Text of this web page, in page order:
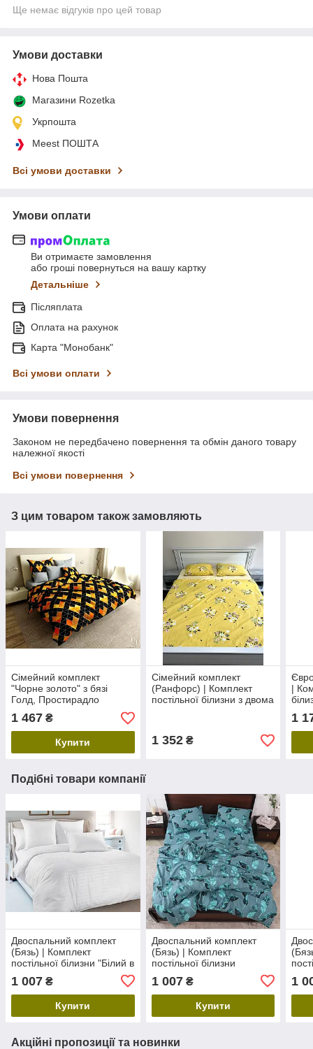
Ще немає відгуків про цей товар
Умови доставки
Нова Пошта
Магазини Rozetka
Укрпошта
Meest ПОШТА
Всі умови доставки
Умови оплати
Ви отримаєте замовлення
або гроші повернуться на вашу картку
Детальніше
Післяплата
Оплата на рахунок
Карта "Монобанк"
Всі умови оплати
Умови повернення
Законом не передбачено повернення та обмін даного товару
належної якості
Всі умови повернення
З цим товаром також замовляють
Сімейний комплект
"Чорне золото" з бязі
Голд, Простирадло
200х220
1 467 ₴
Купити
Сімейний комплект
(Ранфорс) | Комплект
постільної білизни з двома
1 352₴
|
1
Подібні товари компанії
Двоспальний комплект
(Бязь) | Комплект
постільної білизни "Білий в
200х220 см, білий
1 007 ₴
Купити
Двоспальний комплект
(Бязь) | Комплект
постільної білизни
Простирадло 200х220 см
1 007₴
Купити
1
Акційні пропозиції та новинки